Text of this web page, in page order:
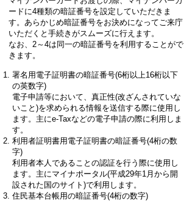
ードに4種類の暗証番号を設定していただきま
す。あらかじめ暗証番号をお決めになってご来庁
いただくと手続きがスムーズに行えます。
なお、2～4は同一の暗証番号を利用することがで
きます。
署名用電子証明書の暗証番号(6桁以上16桁以下
の英数字)
電子申請等において、真正性(改ざんされていな
いこと)を求められる情報を送信する際に使用し
ます。主にe-Taxなどの電子申請の際に利用しま
す。
利用者証明書用電子証明書の暗証番号(4桁の数
字)
利用者本人であることの認証を行う際に使用し
ます。主にマイナポータル(平成29年1月から開
設された国のサイト)で利用します。
住民基本台帳用の暗証番号(4桁の数字)